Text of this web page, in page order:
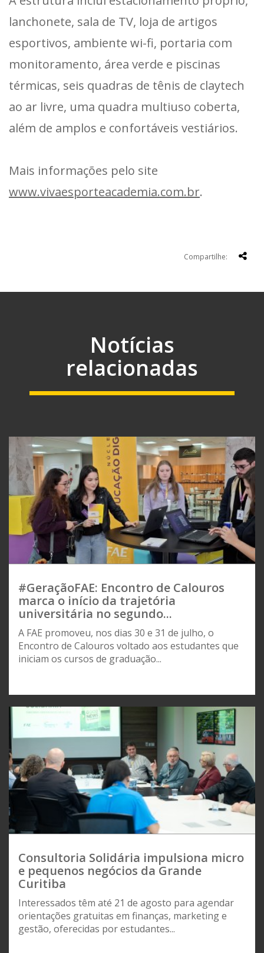
lanchonete, sala de TV, loja de artigos
esportivos, ambiente wi-fi, portaria com
monitoramento, área verde e piscinas
térmicas, seis quadras de tênis de claytech
ao ar livre, uma quadra multiuso coberta,
além de amplos e confortáveis vestiários.
Mais informações pelo site
www.vivaesporteacademia.com.br.
Compartilhe:
Notícias
relacionadas
#GeraçãoFAE: Encontro de Calouros
marca o início da trajetória
universitária no segundo...
A FAE promoveu, nos dias 30 e 31 de julho, o
Encontro de Calouros voltado aos estudantes que
iniciam os cursos de graduação...
Consultoria Solidária impulsiona micro
e pequenos negócios da Grande
Curitiba
Interessados têm até 21 de agosto para agendar
orientações gratuitas em finanças, marketing e
gestão, oferecidas por estudantes...